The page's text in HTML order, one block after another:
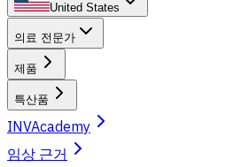
United States
의료 전문가
제품
특산품
INVAcademy
임상 근거